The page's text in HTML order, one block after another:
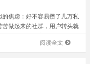
焦虑：好不容易攒了几万私
做起来的社群，用户转头就
阅读全文